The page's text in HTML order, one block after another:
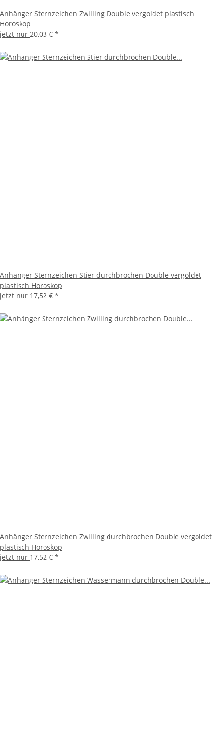
Anhänger Sternzeichen Zwilling Double vergoldet plastisch
Horoskop
jetzt nur 20,03 € *
Anhänger Sternzeichen Stier durchbrochen Double vergoldet
plastisch Horoskop
jetzt nur 17,52 € *
Anhänger Sternzeichen Zwilling durchbrochen Double vergoldet
plastisch Horoskop
jetzt nur 17,52 € *